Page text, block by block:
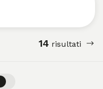
14 risultati
OFF